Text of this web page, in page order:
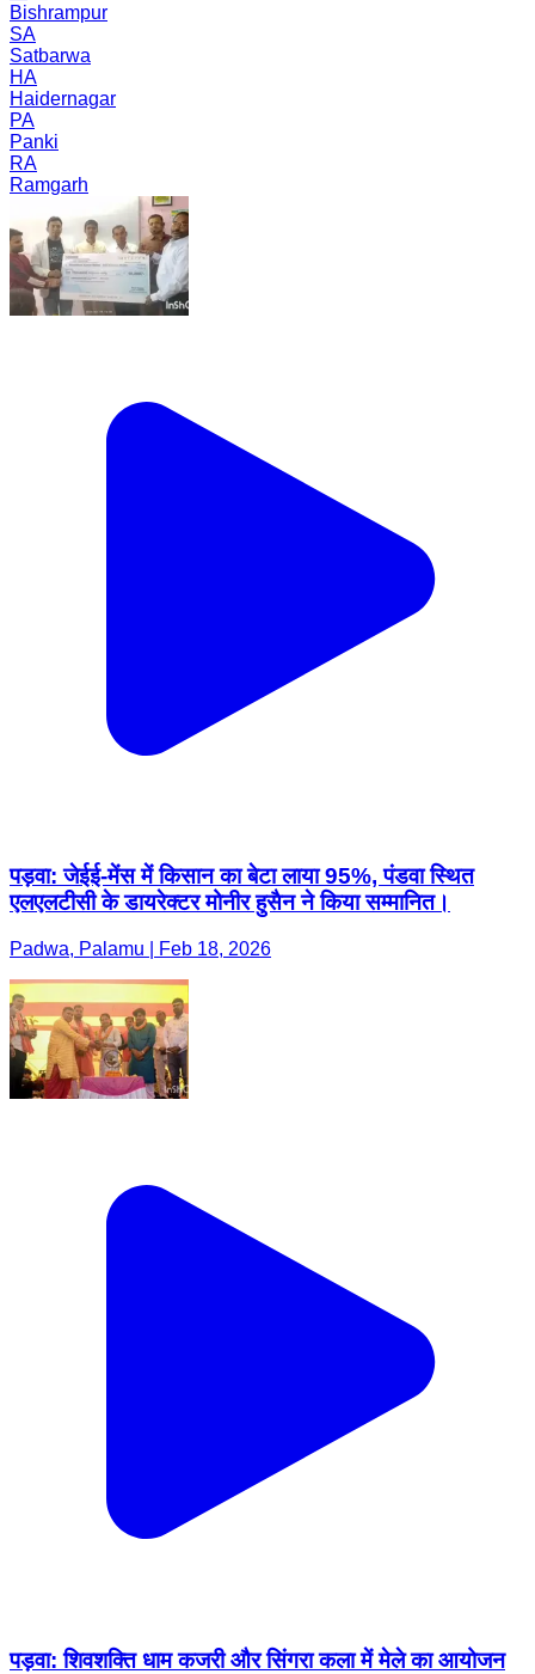
Bishrampur
SA
Satbarwa
HA
Haidernagar
PA
Panki
RA
Ramgarh
पड़वा: जेईई-मेंस में किसान का बेटा लाया 95%, पंडवा स्थित
एलएलटीसी के डायरेक्टर मोनीर हुसैन ने किया सम्मानित।
Padwa, Palamu | Feb 18, 2026
पड़वा: शिवशक्ति धाम कजरी और सिंगरा कला में मेले का आयोजन